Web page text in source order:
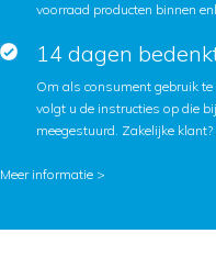
voorraad producten binnen
14 dagen
Om als consument gebruik
volgt u de instructies op die
meegestuurd. Zakelijke klant?
Meer informatie >